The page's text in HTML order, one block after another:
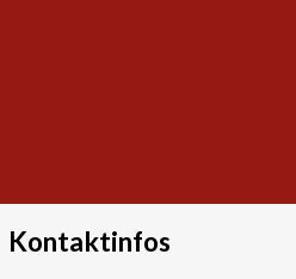
Kontaktinfos